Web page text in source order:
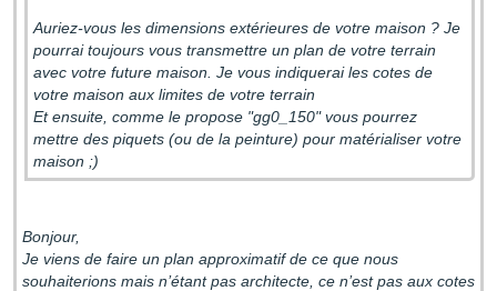
Auriez-vous les dimensions extérieures de votre maison ? Je
pourrai toujours vous transmettre un plan de votre terrain
avec votre future maison. Je vous indiquerai les cotes de
votre maison aux limites de votre terrain
Et ensuite, comme le propose "gg0_150" vous pourrez
mettre des piquets (ou de la peinture) pour matérialiser votre
maison ;)
Bonjour,
Je viens de faire un plan approximatif de ce que nous
souhaiterions mais n’étant pas architecte, ce n’est pas aux cotes